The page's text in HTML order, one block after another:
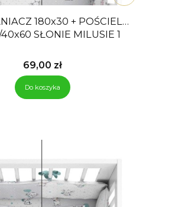
180x30 + POŚCIEL
SŁONIE MILUSIE 1
Cena
69,00 zł
Do koszyka